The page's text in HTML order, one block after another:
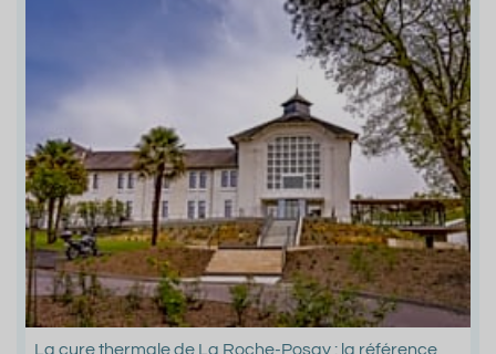
La cure thermale de La Roche-Posay : la référence